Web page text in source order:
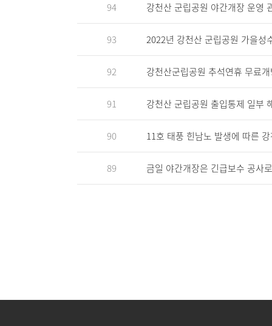
94 강천산 군립공원 야간개장 운영
93 2022년 강천산 군립공원 가을성
92 강천산군립공원 추석연휴 무료
91 강천산 군립공원 출입통제 일부
90 11호 태풍 힌남노 발생에 따른
89 금일 야간개장은 긴급보수 공사